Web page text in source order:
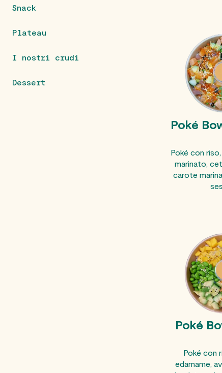
Snack
Plateau
I nostri crudi
Dessert
Poké
Poké con
marinato,
carote
Poké
Poké con
edamame,